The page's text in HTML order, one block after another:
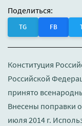
Поделиться:
TG FB
Конституция
Российской
принято
Внесены поправки
июля 2014 г.